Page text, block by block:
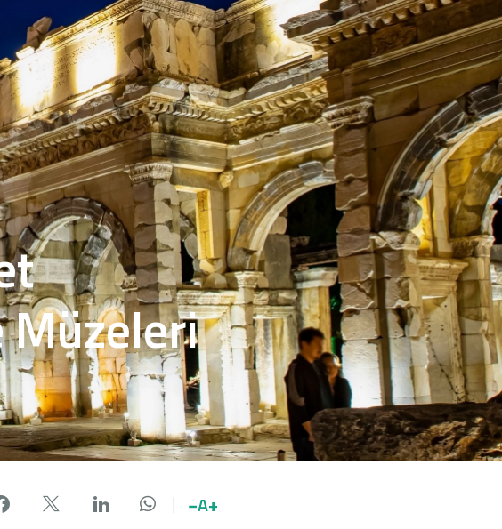
Müzeleri
Facebook'da paylaş
X'de paylaşLinkedIn'de paylaş
Whatsapp'da paylaş
−A+